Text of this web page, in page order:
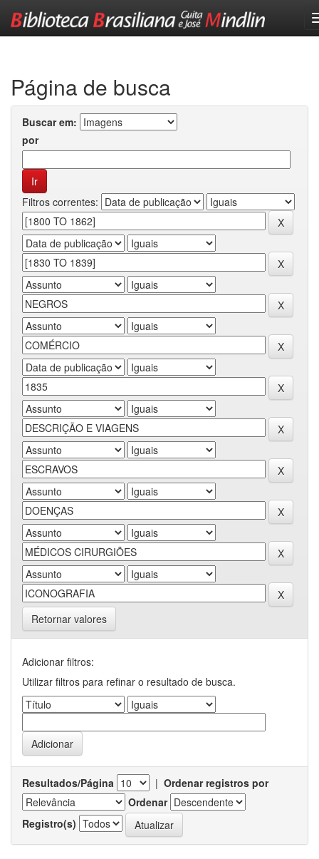
Página de busca
Buscar em:
por
Filtros correntes:
Retornar valores
Adicionar filtros:
Utilizar filtros para refinar o resultado de busca.
Resultados/Página | Ordenar registros por
Ordenar
Registro(s)